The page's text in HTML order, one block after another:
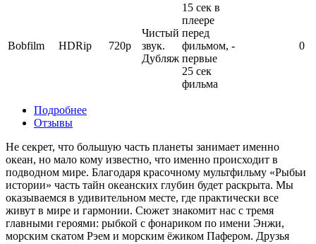
Bobfilm HDRip 720p
Чистый
звук.
Дубляж
15 сек в
плеере
перед
фильмом,
первые
25 сек
фильма
- 0
Подробнее
Отзывы
Не секрет, что большую часть планеты занимает именно
океан, но мало кому известно, что именно происходит в
подводном мире. Благодаря красочному мультфильму «Рыбьи
истории» часть тайн океанских глубин будет раскрыта. Мы
оказываемся в удивительном месте, где практически все
живут в мире и гармонии. Сюжет знакомит нас с тремя
главными героями: рыбкой с фонариком по имени Энжи,
морским скатом Рэем и морским ёжиком Пафером. Друзья